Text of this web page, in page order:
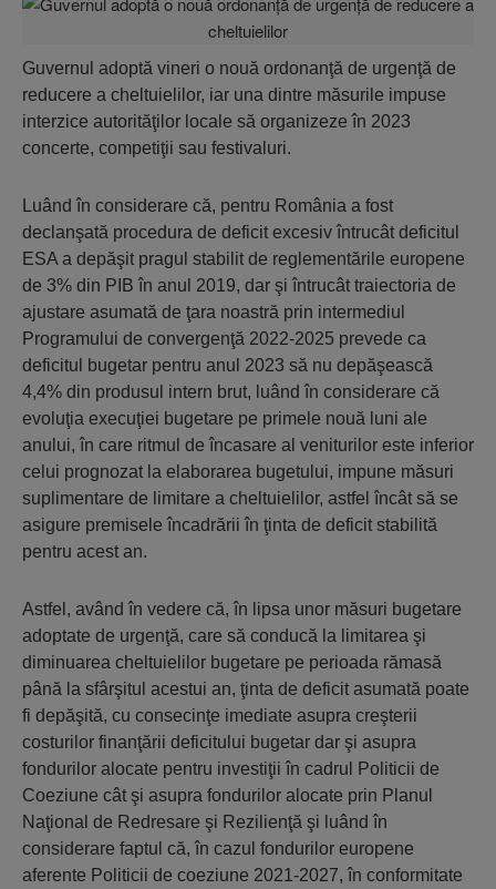
Guvernul adoptă vineri o nouă ordonanţă de urgenţă de
reducere a cheltuielilor, iar una dintre măsurile impuse
interzice autorităţilor locale să organizeze în 2023
concerte, competiţii sau festivaluri.
Luând în considerare că, pentru România a fost
declanşată procedura de deficit excesiv întrucât deficitul
ESA a depăşit pragul stabilit de reglementările europene
de 3% din PIB în anul 2019, dar şi întrucât traiectoria de
ajustare asumată de ţara noastră prin intermediul
Programului de convergenţă 2022-2025 prevede ca
deficitul bugetar pentru anul 2023 să nu depăşească
4,4% din produsul intern brut, luând în considerare că
evoluţia execuţiei bugetare pe primele nouă luni ale
anului, în care ritmul de încasare al veniturilor este inferior
celui prognozat la elaborarea bugetului, impune măsuri
suplimentare de limitare a cheltuielilor, astfel încât să se
asigure premisele încadrării în ţinta de deficit stabilită
pentru acest an.
Astfel, având în vedere că, în lipsa unor măsuri bugetare
adoptate de urgenţă, care să conducă la limitarea şi
diminuarea cheltuielilor bugetare pe perioada rămasă
până la sfârşitul acestui an, ţinta de deficit asumată poate
fi depăşită, cu consecinţe imediate asupra creşterii
costurilor finanţării deficitului bugetar dar şi asupra
fondurilor alocate pentru investiţii în cadrul Politicii de
Coeziune cât şi asupra fondurilor alocate prin Planul
Naţional de Redresare şi Rezilienţă şi luând în
considerare faptul că, în cazul fondurilor europene
aferente Politicii de coeziune 2021-2027, în conformitate